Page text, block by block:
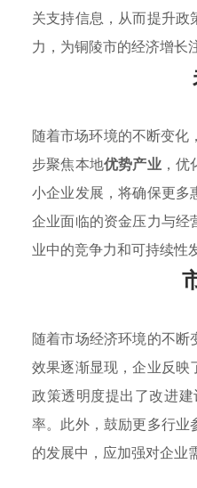
关支持信息，从而提升
力，为铜陵市的经济增长
随着市场环境的不断变化
步聚焦本地优势产业，优
小企业发展，将确保更
企业面临的资金压力与
业中的竞争力和可持续性
随着市场经济环境的不断
效果逐渐显现，企业反
政策透明度提出了改进
率。此外，鼓励更多行
的发展中，应加强对企业